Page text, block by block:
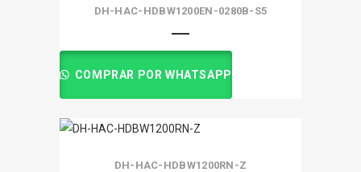
DH-HAC-HDBW1200EN-0280B-S5
COMPRAR POR WHATSAPP
DH-HAC-HDBW1200RN-Z